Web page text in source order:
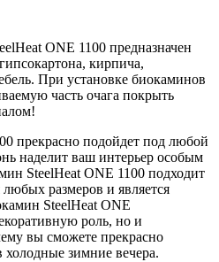
ONE 1100 предназначен
кирпича,
При установке биокаминов
часть очага покрыть
прекрасно подойдет под любой
наделит ваш интерьер особым
SteelHeat ONE 1100 подходит
размеров и является
SteelHeat ONE
роль, но и
вы сможете прекрасно
холодные зимние вечера.